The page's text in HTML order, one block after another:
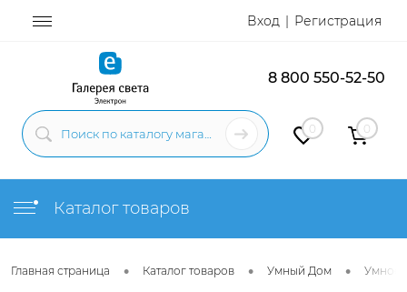
Вход Регистрация
8 800 550-52-50
0 0
Каталог товаров
Главная страница • Каталог товаров • Умный Дом • Умное